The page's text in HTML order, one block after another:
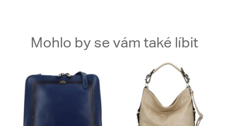
Mohlo by se vám také líbit